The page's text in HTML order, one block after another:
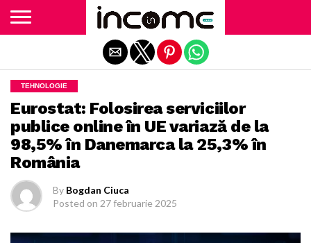
TEHNOLOGIE
Eurostat: Folosirea serviciilor
publice online în UE variază de la
98,5% în Danemarca la 25,3% în
România
By Bogdan Ciuca
Posted on 27 februarie 2025
Exit mobile version